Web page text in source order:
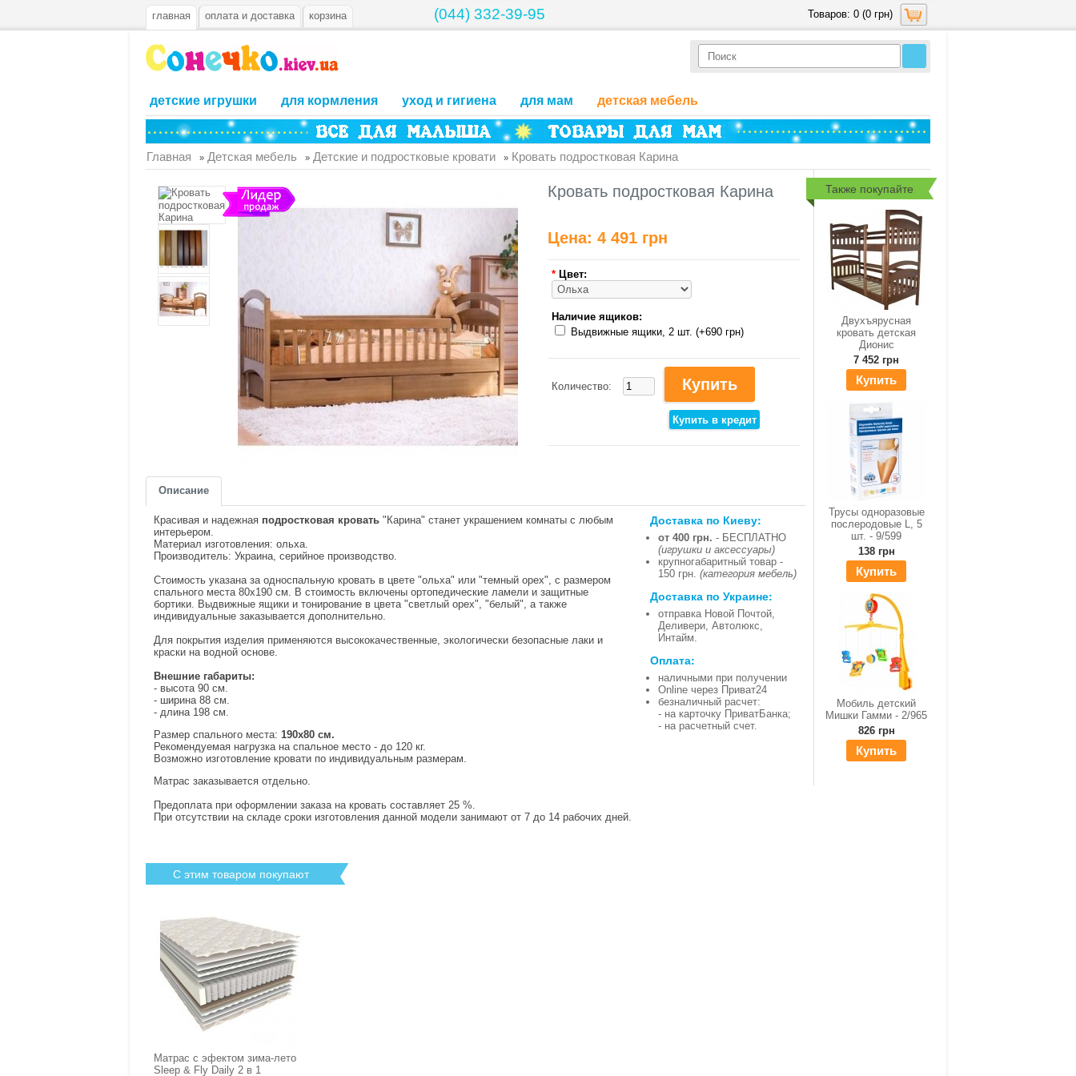
Товаров: 0 (0 грн)
(044) 332-39-95
главная оплата и доставка корзина
детские игрушки для кормления уход и гигиена для мам детская мебель
Главная » Детская мебель » Детские и подростковые кровати » Кровать подростковая Карина
Также покупайте
Двухъярусная
кровать детская
Дионис
7 452 грн
Купить
Трусы одноразовые
послеродовые L, 5
шт. - 9/599
138 грн
Купить
Мобиль детский
Мишки Гамми - 2/965
826 грн
Купить
Кровать подростковая Карина
Цена: 4 491 грн
* Цвет:
Наличие ящиков:
Выдвижные ящики, 2 шт. (+690 грн)
Количество:
Описание
Доставка по Киеву:
от 400 грн. - БЕСПЛАТНО
(игрушки и аксессуары)
крупногабаритный товар -
150 грн. (категория мебель)
Доставка по Украине:
отправка Новой Почтой,
Деливери, Автолюкс,
Интайм.
Оплата:
наличными при получении
Online через Приват24
безналичный расчет:
- на карточку ПриватБанка;
- на расчетный счет.
Красивая и надежная подростковая кровать "Карина" станет украшением комнаты с любым
интерьером.
Материал изготовления: ольха.
Производитель: Украина, серийное производство.
Стоимость указана за односпальную кровать в цвете "ольха" или "темный орех", с размером
спального места 80х190 см. В стоимость включены ортопедические ламели и защитные
бортики. Выдвижные ящики и тонирование в цвета "светлый орех", "белый", а также
индивидуальные заказывается дополнительно.
Для покрытия изделия применяются высококачественные, экологически безопасные лаки и
краски на водной основе.
Внешние габариты:
- высота 90 см.
- ширина 88 см.
- длина 198 см.
Размер спального места: 190х80 см.
Рекомендуемая нагрузка на спальное место - до 120 кг.
Возможно изготовление кровати по индивидуальным размерам.
Матрас заказывается отдельно.
Предоплата при оформлении заказа на кровать составляет 25 %.
При отсутствии на складе сроки изготовления данной модели занимают от 7 до 14 рабочих дней.
С этим товаром покупают
Матрас с эфектом зима-лето
Sleep & Fly Daily 2 в 1